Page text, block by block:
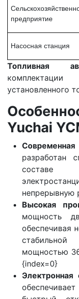
предприятие
Насосная станция
Топливная
установленного
Yuchai
разработан
составе
непрерывную
Высокая
мощность
обеспечивая
мощностью
{index=0}